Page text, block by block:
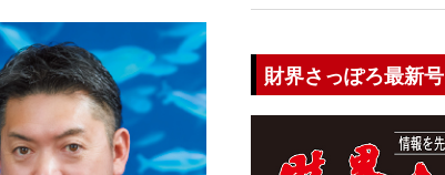
財界さっぽろ最新号